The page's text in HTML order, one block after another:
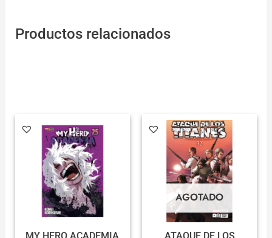
Productos relacionados
AGOTADO